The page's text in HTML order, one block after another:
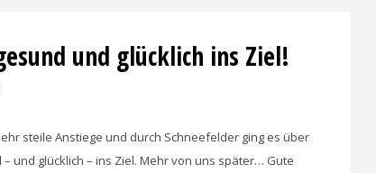
und glücklich ins Ziel!
steile Anstiege und durch Schneefelder ging es über
und glücklich – ins Ziel. Mehr von uns später… Gute